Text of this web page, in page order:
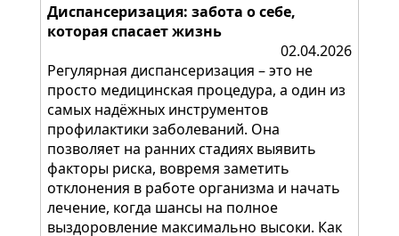
Диспансеризация: забота о себе,
которая спасает жизнь
02.04.2026
Регулярная диспансеризация – это не
просто медицинская процедура, а один из
самых надёжных инструментов
профилактики заболеваний. Она
позволяет на ранних стадиях выявить
факторы риска, вовремя заметить
отклонения в работе организма и начать
лечение, когда шансы на полное
выздоровление максимально высоки. Как